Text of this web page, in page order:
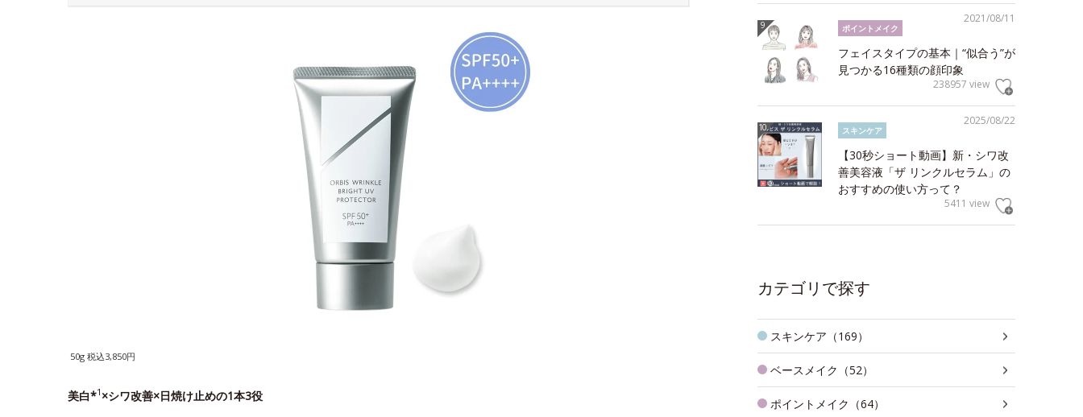
50g 税込3,850円
美白*1 ×シワ改善×日焼け止めの1本3役
2021/08/11
ポイントメイク
フェイスタイプの基本｜“似合う”が
見つかる16種類の顔印象
238957 view
2025/08/22
スキンケア
【30秒ショート動画】新・シワ改
善美容液「ザ リンクルセラム」の
おすすめの使い方って？
5411 view
カテゴリで探す
スキンケア（169）
ベースメイク（52）
ポイントメイク（64）